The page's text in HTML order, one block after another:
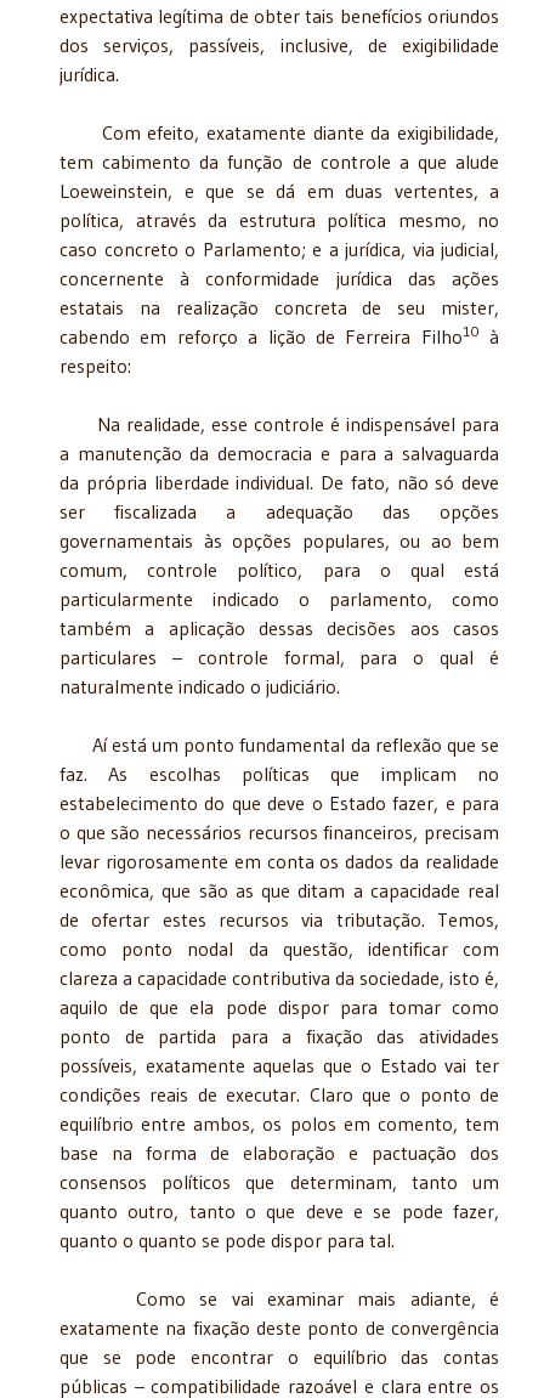
expectativa legítima de obter tais benefícios oriundos
dos serviços, passíveis, inclusive, de exigibilidade
jurídica.
Com efeito, exatamente diante da exigibilidade,
tem cabimento da função de controle a que alude
Loeweinstein, e que se dá em duas vertentes, a
política, através da estrutura política mesmo, no
caso concreto o Parlamento; e a jurídica, via judicial,
concernente à conformidade jurídica das ações
estatais na realização concreta de seu mister,
cabendo em reforço a lição de Ferreira Filho10 à
respeito:
Na realidade, esse controle é indispensável para
a manutenção da democracia e para a salvaguarda
da própria liberdade individual. De fato, não só deve
ser fiscalizada a adequação das opções
governamentais às opções populares, ou ao bem
comum, controle político, para o qual está
particularmente indicado o parlamento, como
também a aplicação dessas decisões aos casos
particulares – controle formal, para o qual é
naturalmente indicado o judiciário.
Aí está um ponto fundamental da reflexão que se
faz. As escolhas políticas que implicam no
estabelecimento do que deve o Estado fazer, e para
o que são necessários recursos financeiros, precisam
levar rigorosamente em conta os dados da realidade
econômica, que são as que ditam a capacidade real
de ofertar estes recursos via tributação. Temos,
como ponto nodal da questão, identificar com
clareza a capacidade contributiva da sociedade, isto é,
aquilo de que ela pode dispor para tomar como
ponto de partida para a fixação das atividades
possíveis, exatamente aquelas que o Estado vai ter
condições reais de executar. Claro que o ponto de
equilíbrio entre ambos, os polos em comento, tem
base na forma de elaboração e pactuação dos
consensos políticos que determinam, tanto um
quanto outro, tanto o que deve e se pode fazer,
quanto o quanto se pode dispor para tal.
Como se vai examinar mais adiante, é
exatamente na fixação deste ponto de convergência
que se pode encontrar o equilíbrio das contas
públicas – compatibilidade razoável e clara entre os